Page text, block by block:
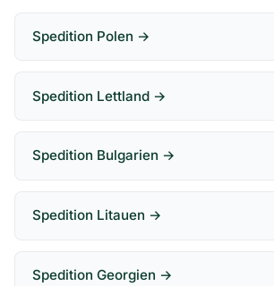
Spedition Polen →
Spedition Lettland →
Spedition Bulgarien →
Spedition Litauen →
Spedition Georgien →